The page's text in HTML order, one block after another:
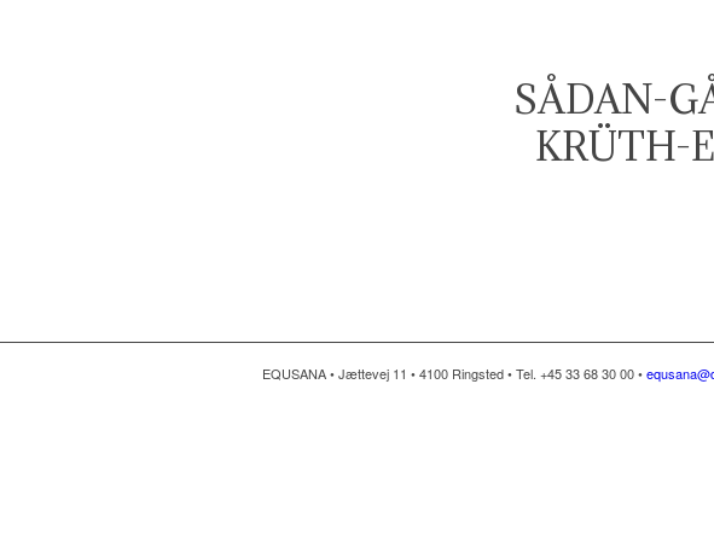
SÅDAN-
KRÜTH-
EQUSANA • Jættevej 11 • 4100 Ringsted • Tel. +45 33 68 30 00 •